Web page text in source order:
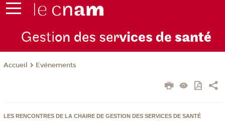
Gestion des services de santé
Accueil Evénements
LES RENCONTRES DE LA CHAIRE DE GESTION DES SERVICES DE SANTÉ